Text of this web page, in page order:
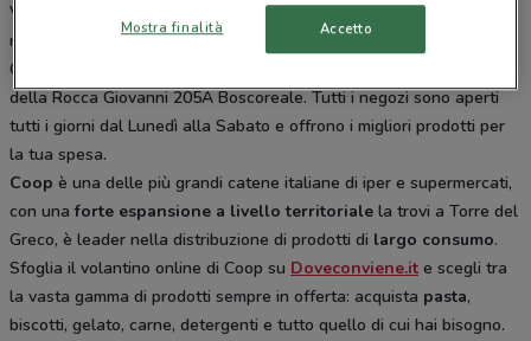
Via della Libertà 29/31 San Sebastiano Al Vesuvio, via Europa
n°25/A Cercola, Via Vittorio Veneto 19 Torre Annunziata, Via
Guindazzi 222 80040 Pollena Trocchia NA Pollena Trocchia, Via
della Rocca Giovanni 205A Boscoreale. Tutti i negozi sono aperti
tutti i giorni dal Lunedì alla Sabato e offrono i migliori prodotti per
la tua spesa.
Coop è una delle più grandi catene italiane di iper e supermercati,
con unaforte espansione a livello territoriale la trovi a Torre del
Greco, è leader nella distribuzione di prodotti di largo consumo.
Sfoglia il volantino online di Coop su Doveconviene.it e scegli tra
la vasta gamma di prodotti sempre in offerta: acquista pasta,
biscotti, gelato, carne, detergenti e tutto quello di cui hai bisogno.
Mostra finalità Accetto